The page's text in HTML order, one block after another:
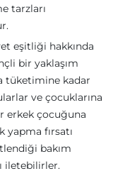
tarzları
eşitliği hakkında
bir yaklaşım
tüketimine kadar
ve çocuklarına
erkek çocuğuna
fırsatı
bakım
iletebilirler.